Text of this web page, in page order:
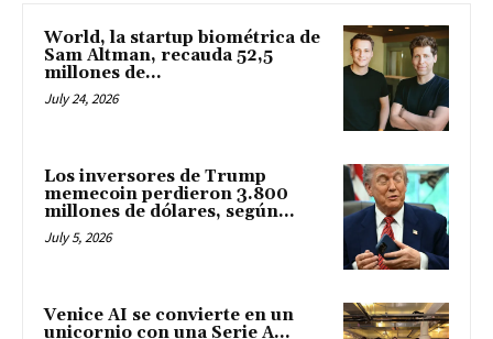
World, la startup biométrica de
Sam Altman, recauda 52,5
millones de...
July 24, 2026
Los inversores de Trump
memecoin perdieron 3.800
millones de dólares, según...
July 5, 2026
Venice AI se convierte en un
unicornio con una Serie A...